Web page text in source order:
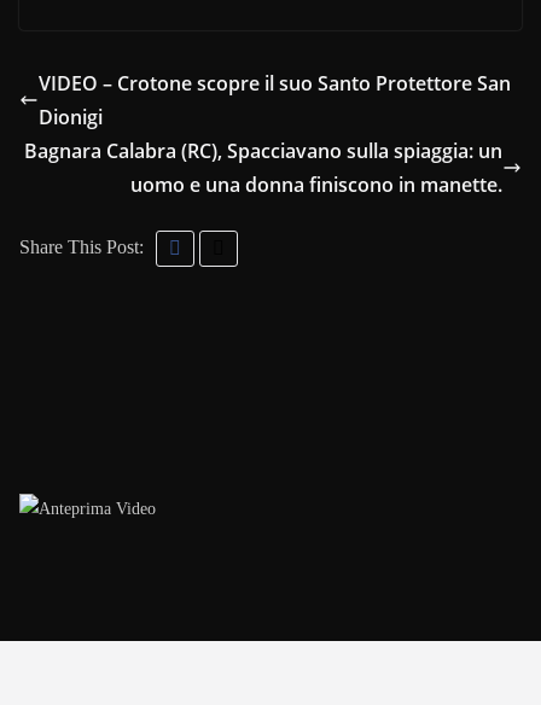
VIDEO – Crotone scopre il suo Santo Protettore San
Dionigi
Bagnara Calabra (RC), Spacciavano sulla spiaggia: un
uomo e una donna finiscono in manette.
Share This Post: